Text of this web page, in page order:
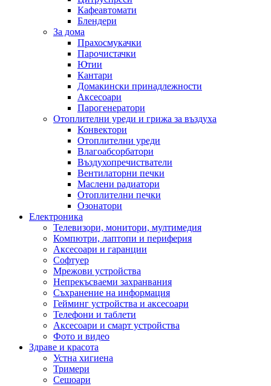
Кафеавтомати
Блендери
За дома
Прахосмукачки
Парочистачки
Ютии
Кантари
Домакински принадлежности
Аксесоари
Парогенератори
Отоплителни уреди и грижа за въздуха
Конвектори
Отоплителни уреди
Влагоабсорбатори
Въздухопречистватели
Вентилаторни печки
Маслени радиатори
Отоплителни печки
Озонатори
Електроника
Телевизори, монитори, мултимедия
Компютри, лаптопи и периферия
Аксесоари и гаранции
Софтуер
Мрежови устройства
Непрекъсваеми захранвания
Съхранение на информация
Гейминг устройства и аксесоари
Телефони и таблети
Аксесоари и смарт устройства
Фото и видео
Здраве и красота
Устна хигиена
Тримери
Сешоари